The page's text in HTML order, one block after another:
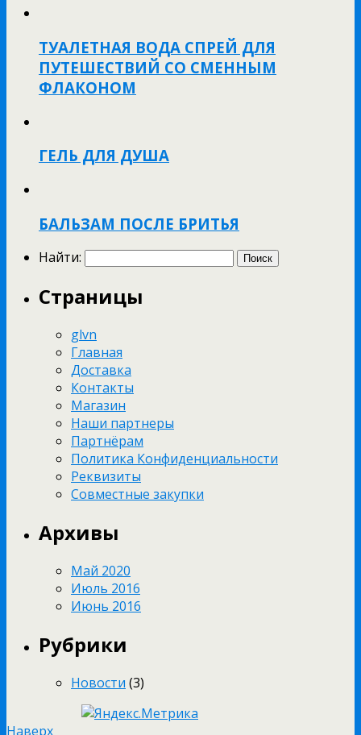
ТУАЛЕТНАЯ ВОДА СПРЕЙ ДЛЯ
ПУТЕШЕСТВИЙ СО СМЕННЫМ
ФЛАКОНОМ
ГЕЛЬ ДЛЯ ДУША
БАЛЬЗАМ ПОСЛЕ БРИТЬЯ
Найти:
Страницы
glvn
Главная
Доставка
Контакты
Магазин
Наши партнеры
Партнёрам
Политика Конфиденциальности
Реквизиты
Совместные закупки
Архивы
Май 2020
Июль 2016
Июнь 2016
Рубрики
Новости (3)
Наверх